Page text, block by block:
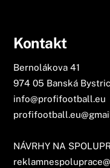
Kontakt
Bernolákova 41
974 05 Banská
info@profifootball.eu
NÁVRHY NA